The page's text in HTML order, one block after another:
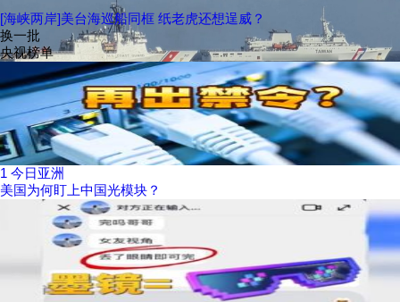
[海峡两岸]美台海巡船同框 纸老虎还想逞威？
换一批
央视榜单
1 今日亚洲
美国为何盯上中国光模块？